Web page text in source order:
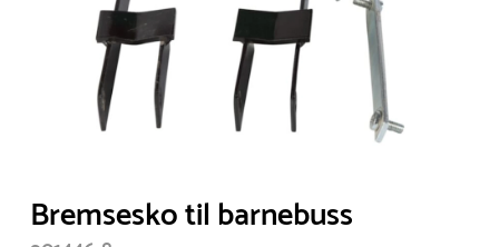
1Bremsesko til barnebuss